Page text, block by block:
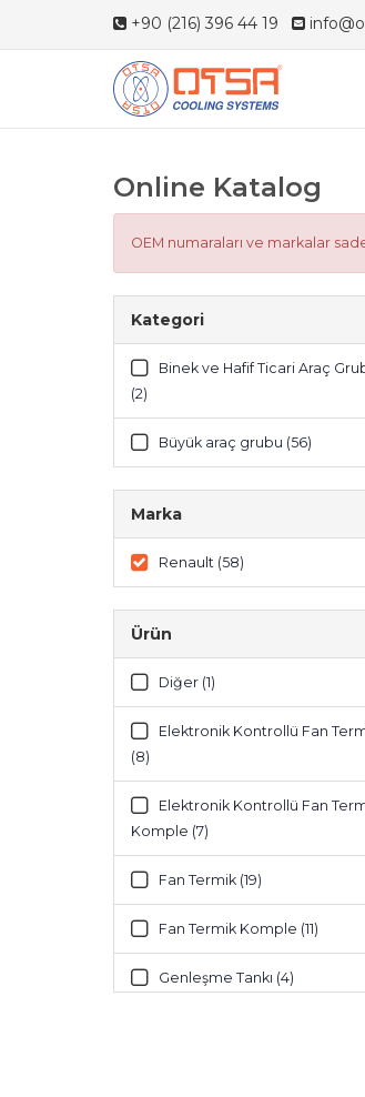
+90 (216) 396 44 19
Online Katalog
OEM numaraları ve markalar
Kategori
Binek ve Hafif Ticari Araç
(2)
Büyük araç grubu (56)
Marka
Renault (58)
Ürün
Diğer (1)
Elektronik Kontrollü Fan
(8)
Elektronik Kontrollü Fan
Komple (7)
Fan Termik (19)
Fan Termik Komple (11)
Genleşme Tankı (4)